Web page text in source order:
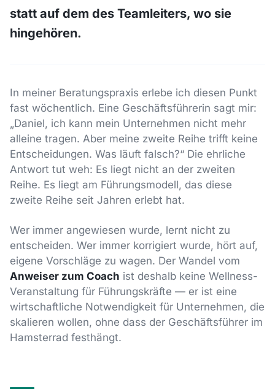
statt auf dem des Teamleiters, wo sie
hingehören.
In meiner Beratungspraxis erlebe ich diesen Punkt
fast wöchentlich. Eine Geschäftsführerin sagt mir:
„Daniel, ich kann mein Unternehmen nicht mehr
alleine tragen. Aber meine zweite Reihe trifft keine
Entscheidungen. Was läuft falsch?“ Die ehrliche
Antwort tut weh: Es liegt nicht an der zweiten
Reihe. Es liegt am Führungsmodell, das diese
zweite Reihe seit Jahren erlebt hat.
Wer immer angewiesen wurde, lernt nicht zu
entscheiden. Wer immer korrigiert wurde, hört auf,
eigene Vorschläge zu wagen. Der Wandel vom
Anweiser zum Coach ist deshalb keine Wellness-
Veranstaltung für Führungskräfte — er ist eine
wirtschaftliche Notwendigkeit für Unternehmen, die
skalieren wollen, ohne dass der Geschäftsführer im
Hamsterrad festhängt.